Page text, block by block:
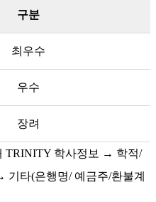
구분
최우수
우수
장려
TRINITY 학사정보 → 학적/
타(은행명/ 예금주/환불계